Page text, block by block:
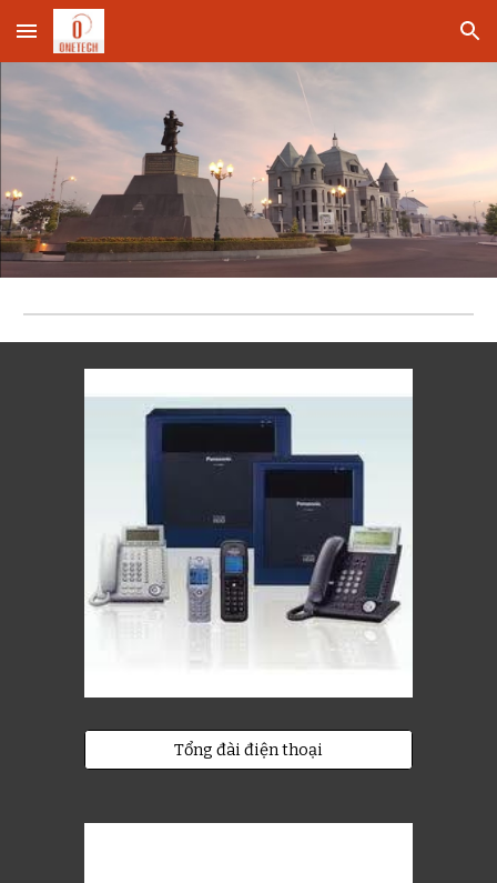
Skip to main content Skip to navigation
Tổng đài điện thoại